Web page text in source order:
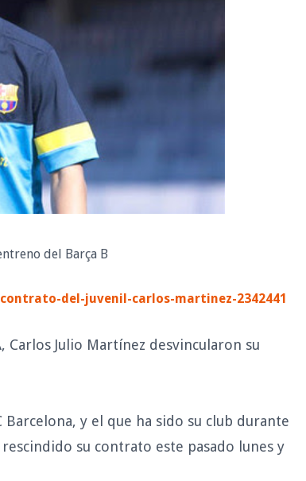
del Barça B
del-juvenil-carlos-martinez-2342441
Julio Martínez desvincularon su
y el que ha sido su club durante
su contrato este pasado lunes y